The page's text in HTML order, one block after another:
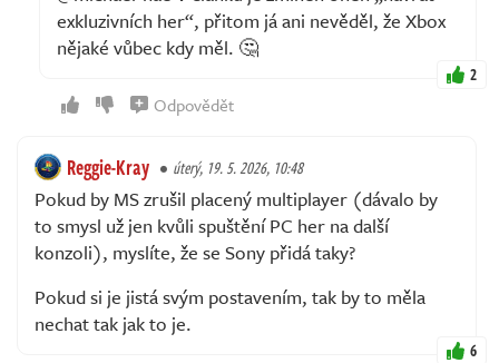
exkluzivních her“, přitom já ani nevěděl, že Xbox
nějaké vůbec kdy měl. 🤔
2
Odpovědět
Reggie-Kray úterý, 19. 5. 2026, 10:48
Pokud by MS zrušil placený multiplayer (dávalo by
to smysl už jen kvůli spuštění PC her na další
konzoli), myslíte, že se Sony přidá taky?
Pokud si je jistá svým postavením, tak by to měla
nechat tak jak to je.
6